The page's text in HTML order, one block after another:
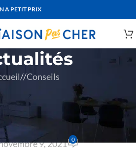
A PETIT PRIX
/ Conseils
bien bâtir votre
de prêt ?
9, 2021 0